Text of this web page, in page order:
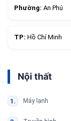
Phường: An Phú
TP: Hồ Chí Minh
Nội thất
Máy lạnh